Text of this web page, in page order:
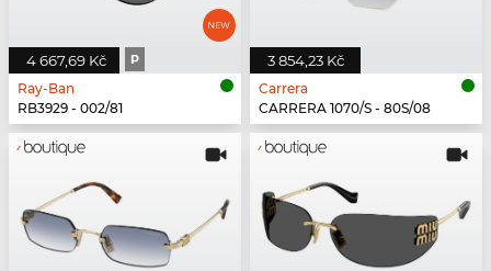
4 667,69 Kč P
Ray-Ban
RB3929 - 002/81
3 854,23 Kč
Carrera
CARRERA 1070/S - 80S/08